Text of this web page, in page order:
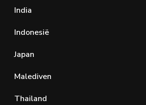
India
Indonesië
Japan
Malediven
Thailand